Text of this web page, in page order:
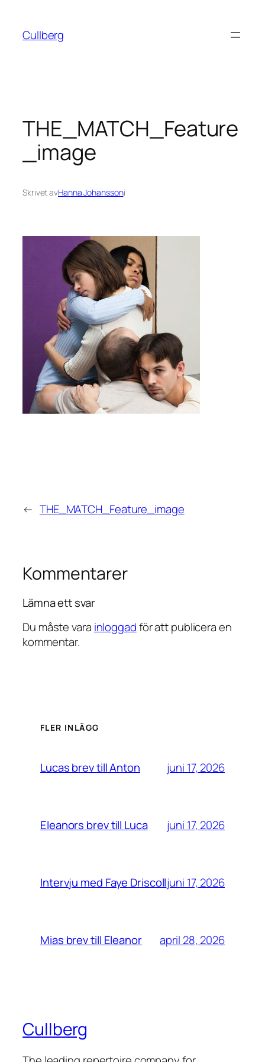
innehåll
Cullberg
THE_MATCH_Feature
_image
Skrivet avHanna Johanssoni
← THE_MATCH_Feature_image
Kommentarer
Lämna ett svar
Du måste vara inloggadför att publicera en
kommentar.
FLER INLÄGG
Lucas brev till Anton juni 17, 2026
Eleanors brev till Luca juni 17, 2026
Intervju med Faye Driscolljuni 17, 2026
Mias brev till Eleanor april 28, 2026
Cullberg